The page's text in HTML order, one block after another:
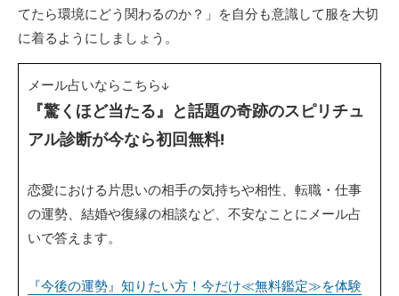
てたら環境にどう関わるのか？」を自分も意識して服を大切
に着るようにしましょう。
メール占いならこちら↓
『驚くほど当たる』と話題の奇跡のスピリチュ
アル診断が今なら初回無料!
恋愛における片思いの相手の気持ちや相性、転職・仕事
の運勢、結婚や復縁の相談など、不安なことにメール占
いで答えます。
『今後の運勢』知りたい方！今だけ≪無料鑑定≫を体験